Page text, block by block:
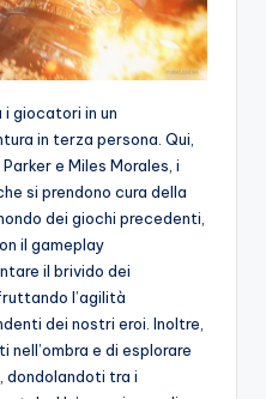
giocatori in un
in terza persona. Qui,
e Miles Morales, i
si prendono cura della
dei giochi precedenti,
il gameplay
il brivido dei
l’agilità
dei nostri eroi. Inoltre,
nell’ombra e di esplorare
dondolandoti tra i